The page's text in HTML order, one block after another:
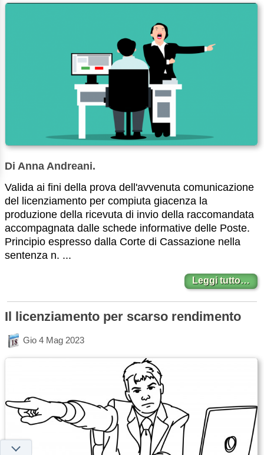
Di Anna Andreani.
Valida ai fini della prova dell'avvenuta comunicazione
del licenziamento per compiuta giacenza la
produzione della ricevuta di invio della raccomandata
accompagnata dalle schede informative delle Poste.
Principio espresso dalla Corte di Cassazione nella
sentenza n. ...
Leggi tutto…
Il licenziamento per scarso rendimento
Gio 4 Mag 2023